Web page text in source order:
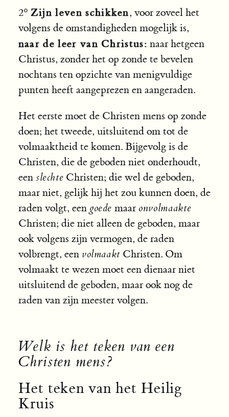
2° Zijn leven schikken, voor zoveel het
volgens de omstandigheden mogelijk is,
naar de leer van Christus: naar hetgeen
Christus, zonder het op zonde te bevelen
nochtans ten opzichte van menigvuldige
punten heeft aangeprezen en aangeraden.
Het eerste moet de Christen mens op zonde
doen; het tweede, uitsluitend om tot de
volmaaktheid te komen. Bijgevolg is de
Christen, die de geboden niet onderhoudt,
een slechte Christen; die wel de geboden,
maar niet, gelijk hij het zou kunnen doen, de
raden volgt, een goede maaronvolmaakte
Christen; die niet alleen de geboden, maar
ook volgens zijn vermogen, de raden
volbrengt, een volmaakt Christen. Om
volmaakt te wezen moet een dienaar niet
uitsluitend de geboden, maar ook nog de
raden van zijn meester volgen.
Welk is het teken van een
Christen mens?
Het teken van het Heilig
Kruis